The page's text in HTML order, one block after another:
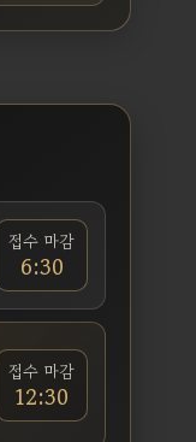
접수 마감
6:30
접수 마감
12:30